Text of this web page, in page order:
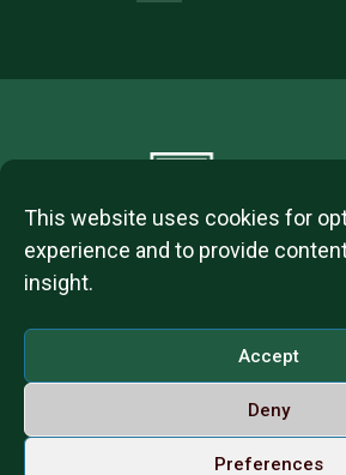
This website uses cookies for
experience and to provide
insight.
Accept
Deny
Preferences
Dózsa György út 84, 1068
VAT Number: